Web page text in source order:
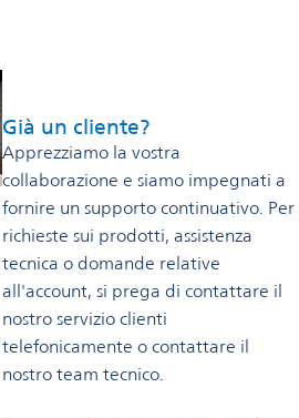
Già un cliente?
Apprezziamo la vostra
collaborazione e siamo impegnati a
fornire un supporto continuativo. Per
richieste sui prodotti, assistenza
tecnica o domande relative
all'account, si prega di contattare il
nostro servizio clienti
telefonicamente o contattare il
nostro team tecnico.